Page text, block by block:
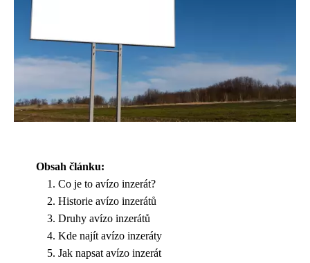
Obsah článku:
Co je to avízo inzerát?
Historie avízo inzerátů
Druhy avízo inzerátů
Kde najít avízo inzeráty
Jak napsat avízo inzerát